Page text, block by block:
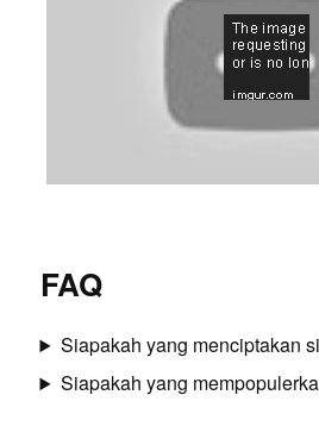
FAQ
Siapakah yang menciptakan
Siapakah yang